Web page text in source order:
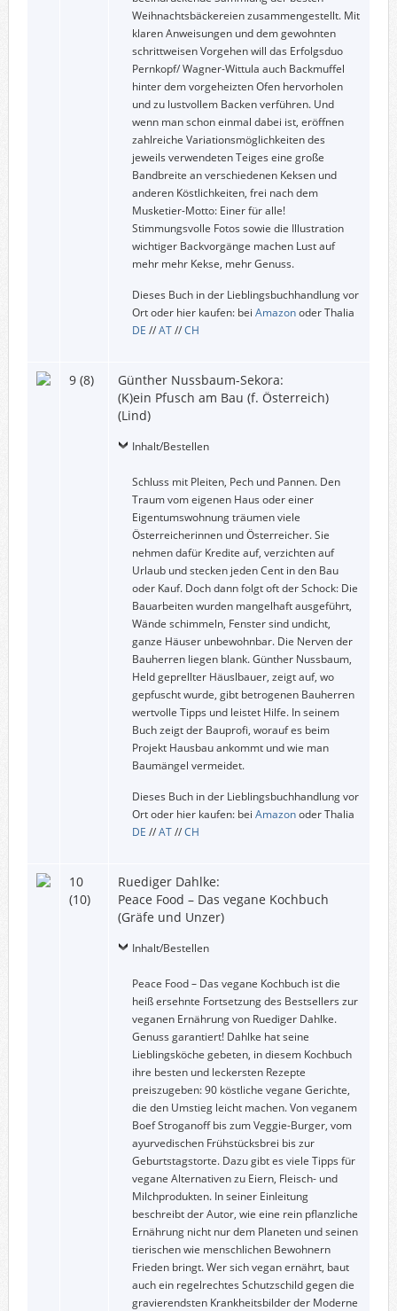
Weihnachtsbäckereien zusammengestellt. Mit
klaren Anweisungen und dem gewohnten
schrittweisen Vorgehen will das Erfolgsduo
Pernkopf/ Wagner-Wittula auch Backmuffel
hinter dem vorgeheizten Ofen hervorholen
und zu lustvollem Backen verführen. Und
wenn man schon einmal dabei ist, eröffnen
zahlreiche Variationsmöglichkeiten des
jeweils verwendeten Teiges eine große
Bandbreite an verschiedenen Keksen und
anderen Köstlichkeiten, frei nach dem
Musketier-Motto: Einer für alle!
Stimmungsvolle Fotos sowie die Illustration
wichtiger Backvorgänge machen Lust auf
mehr mehr Kekse, mehr Genuss.
Dieses Buch in der Lieblingsbuchhandlung vor
Ort oder hier kaufen: bei Amazonoder Thalia
DE //AT//CH
9 (8)
Günther Nussbaum-Sekora:
(K)ein Pfusch am Bau (f. Österreich)
(Lind)
Inhalt/Bestellen
Schluss mit Pleiten, Pech und Pannen. Den
Traum vom eigenen Haus oder einer
Eigentumswohnung träumen viele
Österreicherinnen und Österreicher. Sie
nehmen dafür Kredite auf, verzichten auf
Urlaub und stecken jeden Cent in den Bau
oder Kauf. Doch dann folgt oft der Schock: Die
Bauarbeiten wurden mangelhaft ausgeführt,
Wände schimmeln, Fenster sind undicht,
ganze Häuser unbewohnbar. Die Nerven der
Bauherren liegen blank. Günther Nussbaum,
Held geprellter Häuslbauer, zeigt auf, wo
gepfuscht wurde, gibt betrogenen Bauherren
wertvolle Tipps und leistet Hilfe. In seinem
Buch zeigt der Bauprofi, worauf es beim
Projekt Hausbau ankommt und wie man
Baumängel vermeidet.
Dieses Buch in der Lieblingsbuchhandlung vor
Ort oder hier kaufen: bei Amazonoder Thalia
DE //AT//CH
10
(10)
Ruediger Dahlke:
Peace Food – Das vegane Kochbuch
(Gräfe und Unzer)
Inhalt/Bestellen
Peace Food – Das vegane Kochbuch ist die
heiß ersehnte Fortsetzung des Bestsellers zur
veganen Ernährung von Ruediger Dahlke.
Genuss garantiert! Dahlke hat seine
Lieblingsköche gebeten, in diesem Kochbuch
ihre besten und leckersten Rezepte
preiszugeben: 90 köstliche vegane Gerichte,
die den Umstieg leicht machen. Von veganem
Boef Stroganoff bis zum Veggie-Burger, vom
ayurvedischen Frühstücksbrei bis zur
Geburtstagstorte. Dazu gibt es viele Tipps für
vegane Alternativen zu Eiern, Fleisch- und
Milchprodukten. In seiner Einleitung
beschreibt der Autor, wie eine rein pflanzliche
Ernährung nicht nur dem Planeten und seinen
tierischen wie menschlichen Bewohnern
Frieden bringt. Wer sich vegan ernährt, baut
auch ein regelrechtes Schutzschild gegen die
gravierendsten Krankheitsbilder der Moderne